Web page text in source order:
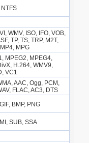
NTFS
WMV, ISO, IFO, VOB,
TP, TS, TRP, M2T,
MPG
MPEG2, MPEG4,
H.264, WMV9,
VC1
AAC, Ogg, PCM,
FLAC, AC3, DTS
BMP, PNG
SUB, SSA